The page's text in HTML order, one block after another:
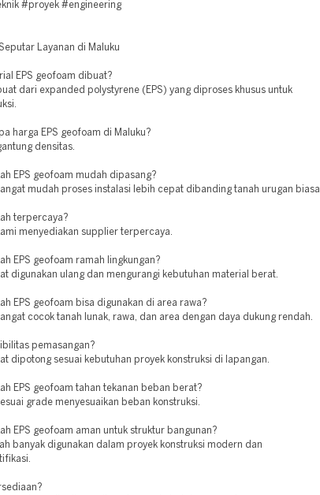
#proyek #engineering
Seputar Layanan di Maluku
EPS geofoam dibuat?
dari expanded polystyrene (EPS) yang diproses khusus untuk
harga EPS geofoam di Maluku?
densitas.
EPS geofoam mudah dipasang?
mudah proses instalasi lebih cepat dibanding tanah urugan biasa.
terpercaya?
menyediakan supplier terpercaya.
EPS geofoam ramah lingkungan?
digunakan ulang dan mengurangi kebutuhan material berat.
EPS geofoam bisa digunakan di area rawa?
cocok tanah lunak, rawa, dan area dengan daya dukung rendah.
pemasangan?
dipotong sesuai kebutuhan proyek konstruksi di lapangan.
EPS geofoam tahan tekanan beban berat?
grade menyesuaikan beban konstruksi.
EPS geofoam aman untuk struktur bangunan?
banyak digunakan dalam proyek konstruksi modern dan